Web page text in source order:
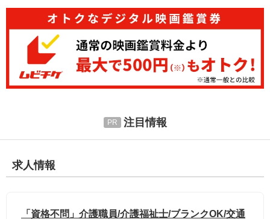
注目情報
求人情報
「資格不問」介護職員/介護福祉士/ブランクOK/交通